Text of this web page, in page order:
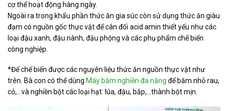
cơ thể hoạt động hàng ngày.
Ngoài ra trong khẩu phần thức ăn gia súc còn sử dụng thức ăn giàu
đạm có nguồn gốc thực vật để cân đối acid amin thiết yếu như các
loại đậu xanh, đậu nành, đậu phộng và các phụ phẩm chế biến
công nghiệp.
*Để chế biến được các nguyên liệu thức ăn nguồn thực vật như
trên. Bà con có thể dùng Máy băm nghiền đa năng để băm nhỏ rau,
cỏ,…và nghiền bột các loại hạt: lúa, đậu, bắp,…thành bột mịn.